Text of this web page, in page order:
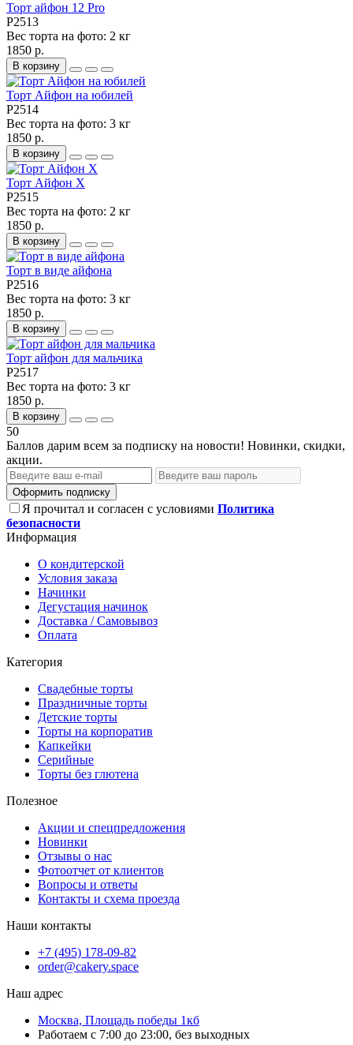
Торт айфон 12 Pro
P2513
Вес торта на фото: 2 кг
1850 р.
В корзину
Торт Айфон на юбилей
P2514
Вес торта на фото: 3 кг
1850 р.
В корзину
Торт Айфон X
P2515
Вес торта на фото: 2 кг
1850 р.
В корзину
Торт в виде айфона
P2516
Вес торта на фото: 3 кг
1850 р.
В корзину
Торт айфон для мальчика
P2517
Вес торта на фото: 3 кг
1850 р.
В корзину
50
Баллов дарим всем за подписку на новости! Новинки, скидки,
акции.
Оформить подписку
Я прочитал и согласен с условиями Политика
безопасности
Информация
О кондитерской
Условия заказа
Начинки
Дегустация начинок
Доставка / Самовывоз
Оплата
Категория
Свадебные торты
Праздничные торты
Детские торты
Торты на корпоратив
Капкейки
Серийные
Торты без глютена
Полезное
Акции и спецпредложения
Новинки
Отзывы о нас
Фотоотчет от клиентов
Вопросы и ответы
Контакты и схема проезда
Наши контакты
+7 (495) 178-09-82
order@cakery.space
Наш адрес
Москва, Площадь победы 1кб
Работаем с 7:00 до 23:00, без выходных